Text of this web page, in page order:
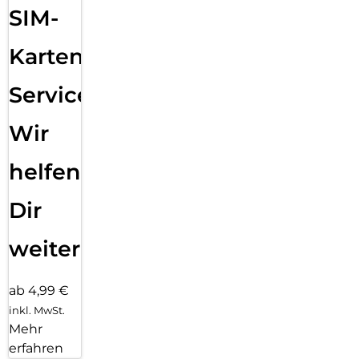
SIM-
Karten
Service:
Wir
helfen
Dir
weiter
ab 4,99 €
inkl. MwSt.
Mehr
erfahren